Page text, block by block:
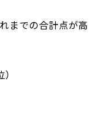
までの合計点が高